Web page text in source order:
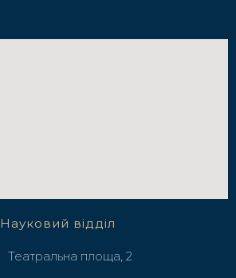
Науковий відділ
Театральна площа, 2